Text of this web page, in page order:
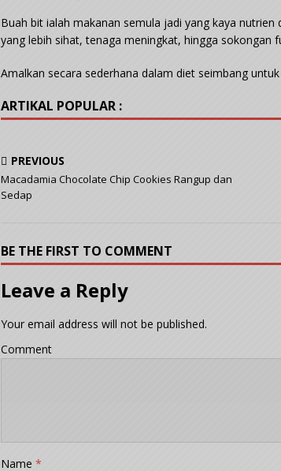
Buah bit ialah makanan semula jadi yang kaya
yang lebih sihat, tenaga meningkat, hingga sokongan
Amalkan secara sederhana dalam diet seimbang
ARTIKAL POPULAR :
PREVIOUS
Macadamia Chocolate Chip Cookies Rangup dan
Sedap
BE THE FIRST TO COMMENT
Leave a Reply
Your email address will not be published.
Comment
Name *